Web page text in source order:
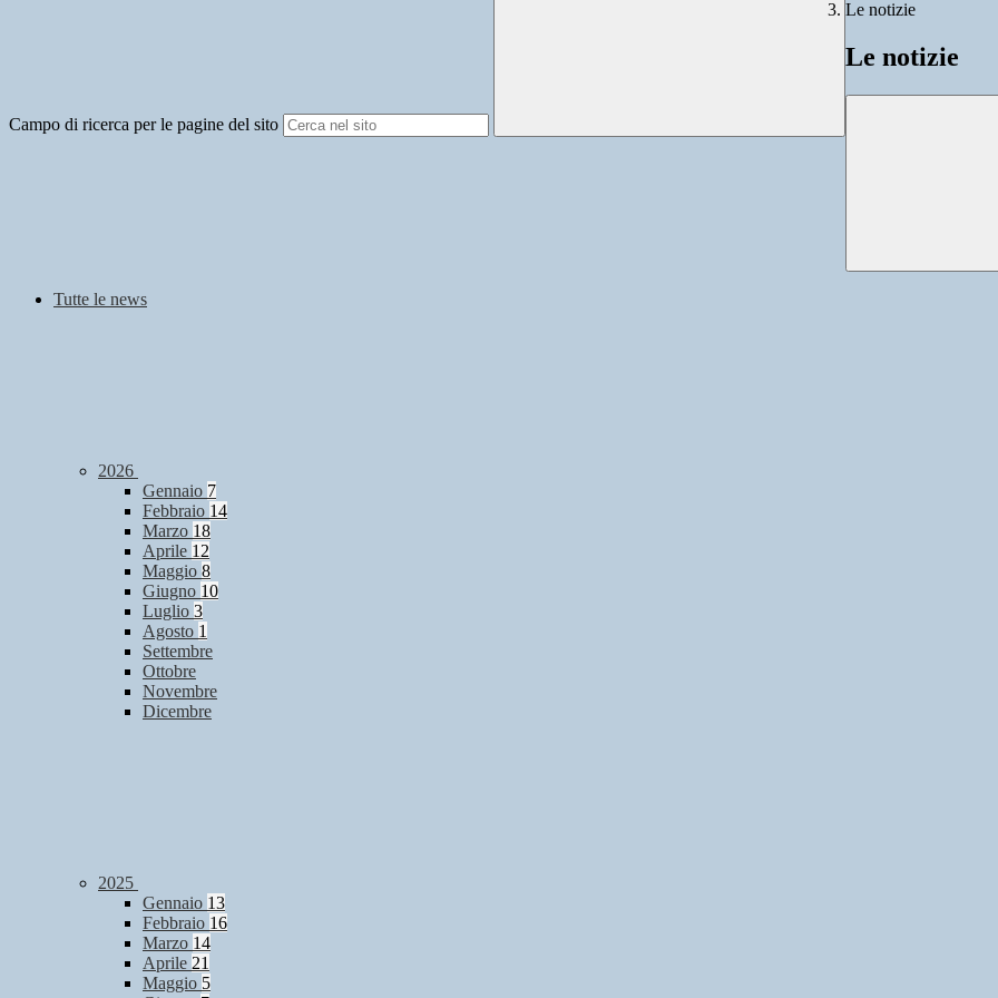
Campo di ricerca per le pagine del sito
Le notizie
Le notizie
Tutte le news
2026
Gennaio 7
Febbraio 14
Marzo 18
Aprile 12
Maggio 8
Giugno 10
Luglio 3
Agosto 1
Settembre
Ottobre
Novembre
Dicembre
2025
Gennaio 13
Febbraio 16
Marzo 14
Aprile 21
Maggio 5